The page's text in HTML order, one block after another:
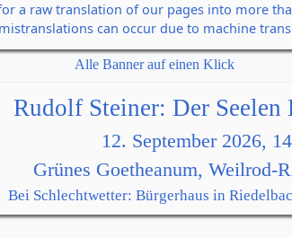
a raw translation of our pages into more
can occur due to machine
Alle Banner auf einen Klick
Rudolf Steiner: Der Seelen
12. September 2026, 14
Grünes Goetheanum, Weilrod-
Bei Schlechtwetter: Bürgerhaus in